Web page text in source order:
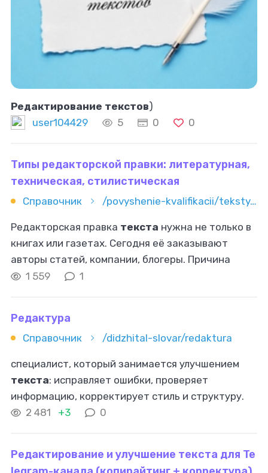
Редактирование текстов)
user104429
5 0 0
Типы редакторской правки: литературная,
техническая, стилистическая
Справочник /povyshenie-kvalifikacii/teksty/redaktura/tipy-redaktorskoy-pravki-literaturnaya-tehnicheskaya-stilistiche
Редакторская правка текста нужна не только в
книгах или газетах. Сегодня её заказывают
авторы статей, компании, блогеры. Причина
проста: без правки публикация теряет качество
1 559 1
Редактура
Справочник /didzhital-slovar/redaktura
специалист, который занимается улучшением
текста: исправляет ошибки, проверяет
информацию, корректирует стиль и структуру.
Что такое редактура
2 481 +3 0
Редактирование и улучшение текста для Te